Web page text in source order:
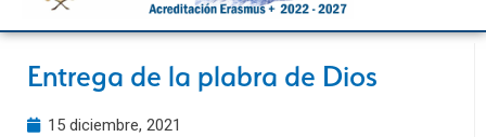
Entrega de la plabra de Dios
15 diciembre, 2021